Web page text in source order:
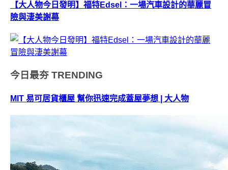
【大人物今日發明】福特Edsel：一場汽車設計的華麗冒
險與淒美謝幕
今日最夯 TRENDING
MIT 易可居貨櫃屋 幫你迅速完成蓋屋夢想 | 大人物